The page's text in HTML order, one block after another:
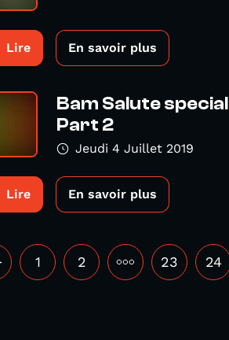
Lire En savoir plus
Bam Salute
Part 2
Jeudi 4 Juillet 2019
Lire En savoir plus
1 2 ••• 23 24